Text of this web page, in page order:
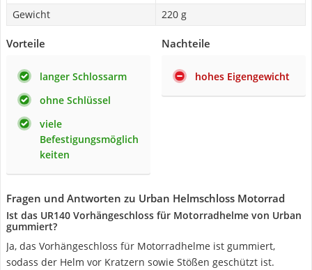
Gewicht
220 g
Vorteile
langer Schlossarm
ohne Schlüssel
viele
Befestigungsmöglich
keiten
Nachteile
hohes Eigengewicht
Fragen und Antworten zu Urban Helmschloss Motorrad
Ist das UR140 Vorhängeschloss für Motorradhelme von Urban
gummiert?
Ja, das Vorhängeschloss für Motorradhelme ist gummiert,
sodass der Helm vor Kratzern sowie Stößen geschützt ist.